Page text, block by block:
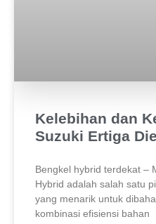
Kelebihan dan
Suzuki Ertiga
Bengkel hybrid terdekat –
Hybrid adalah salah satu
yang menarik untuk
kombinasi efisiensi bahan